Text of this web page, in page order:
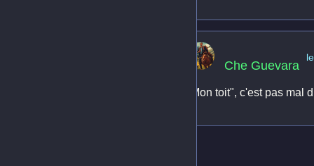
Che Guevara
"Mon toit", c'est pas mal